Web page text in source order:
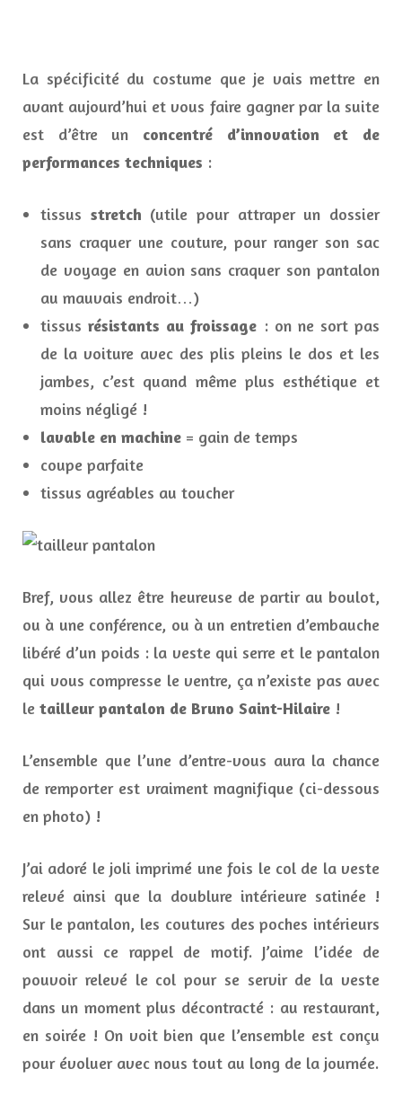
La spécificité du costume que je vais mettre en
avant aujourd’hui et vous faire gagner par la suite
est d’être un concentré d’innovation et de
performances techniques :
tissus stretch (utile pour attraper un dossier
sans craquer une couture, pour ranger son sac
de voyage en avion sans craquer son pantalon
au mauvais endroit…)
tissus résistants au froissage : on ne sort pas
de la voiture avec des plis pleins le dos et les
jambes, c’est quand même plus esthétique et
moins négligé !
lavable en machine = gain de temps
coupe parfaite
tissus agréables au toucher
Bref, vous allez être heureuse de partir au boulot,
ou à une conférence, ou à un entretien d’embauche
libéré d’un poids : la veste qui serre et le pantalon
qui vous compresse le ventre, ça n’existe pas avec
le tailleur pantalon de Bruno Saint-Hilaire !
L’ensemble que l’une d’entre-vous aura la chance
de remporter est vraiment magnifique (ci-dessous
en photo) !
J’ai adoré le joli imprimé une fois le col de la veste
relevé ainsi que la doublure intérieure satinée !
Sur le pantalon, les coutures des poches intérieurs
ont aussi ce rappel de motif. J’aime l’idée de
pouvoir relevé le col pour se servir de la veste
dans un moment plus décontracté : au restaurant,
en soirée ! On voit bien que l’ensemble est conçu
pour évoluer avec nous tout au long de la journée.